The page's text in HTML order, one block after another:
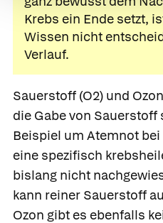
Krebs ein Ende setzt,
Wissen nicht
Verlauf.
Sauerstoff (O2) und
die Gabe von
Beispiel um Atemnot
eine spezifisch
bislang nicht
kann reiner Sauerstoff
Ozon gibt es ebenfalls